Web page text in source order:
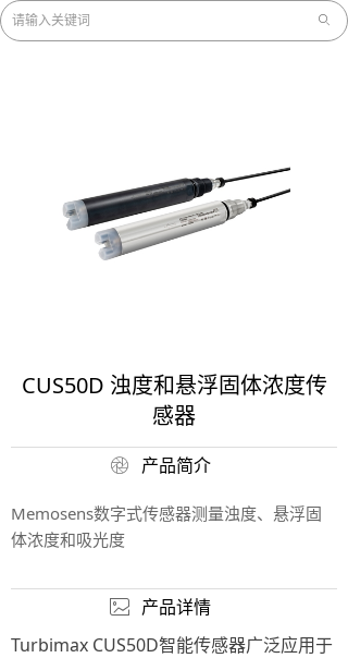
ꄙ
CUS50D 浊度和悬浮固体浓度传
感器
产品简介
Memosens数字式传感器测量浊度、悬浮固
体浓度和吸光度
产品详情
Turbimax CUS50D智能传感器广泛应用于
ꁵ
ꂈ